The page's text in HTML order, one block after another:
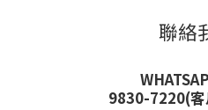
聯絡
9830-7220(